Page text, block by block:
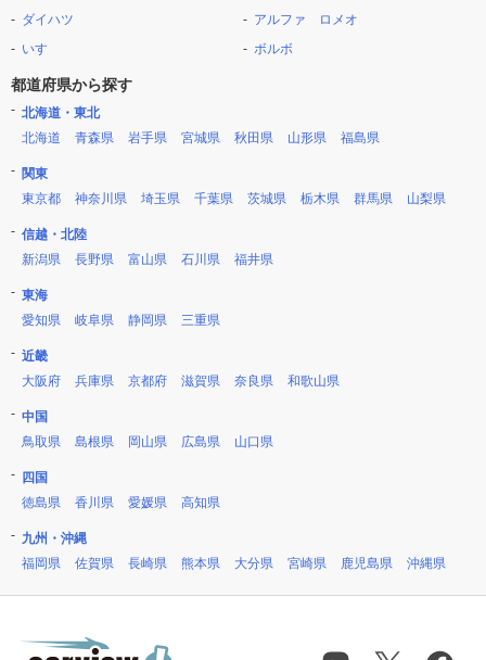
ダイハツ
いすゞ
アルファ ロメオ
ボルボ
都道府県から探す
北海道・東北
北海道
青森県 岩手県 宮城県 秋田県 山形県 福島県
関東
東京都
神奈川県 埼玉県 千葉県 茨城県 栃木県 群馬県 山梨県
信越・北陸
新潟県
長野県 富山県 石川県 福井県
東海
愛知県
岐阜県 静岡県 三重県
近畿
大阪府
兵庫県 京都府 滋賀県 奈良県 和歌山県
中国
鳥取県
島根県 岡山県 広島県 山口県
四国
徳島県
香川県 愛媛県 高知県
九州・沖縄
福岡県
佐賀県 長崎県 熊本県 大分県 宮崎県 鹿児島県 沖縄県